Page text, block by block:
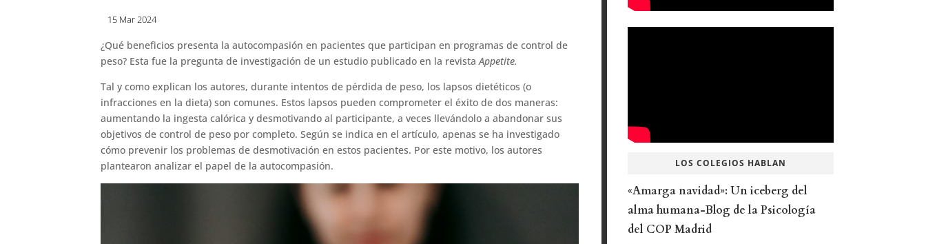
15 Mar 2024
¿Qué beneficios presenta la autocompasión en pacientes que participan en programas de control de
peso? Esta fue la pregunta de investigación de un estudio publicado en la revistaAppetite.
Tal y como explican los autores, durante intentos de pérdida de peso, los lapsos dietéticos (o
infracciones en la dieta) son comunes. Estos lapsos pueden comprometer el éxito de dos maneras:
aumentando la ingesta calórica y desmotivando al participante, a veces llevándolo a abandonar sus
objetivos de control de peso por completo. Según se indica en el artículo, apenas se ha investigado
cómo prevenir los problemas de desmotivación en estos pacientes. Por este motivo, los autores
plantearon analizar el papel de la autocompasión.
LOS COLEGIOS HABLAN
«Amarga navidad»: Un iceberg del
alma humana-Blog de la Psicología
del COP Madrid